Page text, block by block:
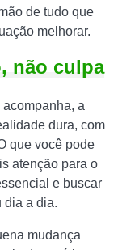
de tudo que
melhorar.
não culpa
a
dura, com
que você pode
atenção para o
e buscar
dia a dia.
mudança